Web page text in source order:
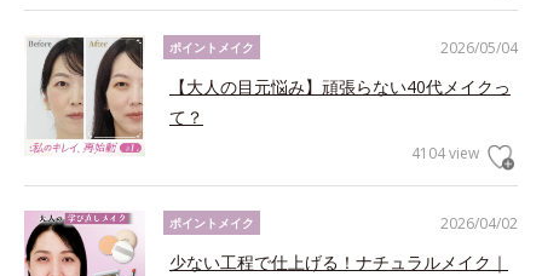
2026/05/04
ポイントメイク
【大人の目元悩み】頑張らない40代メイクっ
て？
4104 view
2026/04/02
ポイントメイク
少ない工程で仕上げる！ナチュラルメイク｜